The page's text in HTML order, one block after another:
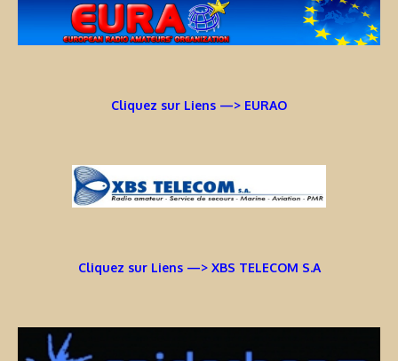
Cliquez sur Liens —> EURAO
Cliquez sur Liens —> XBS TELECOM S.A